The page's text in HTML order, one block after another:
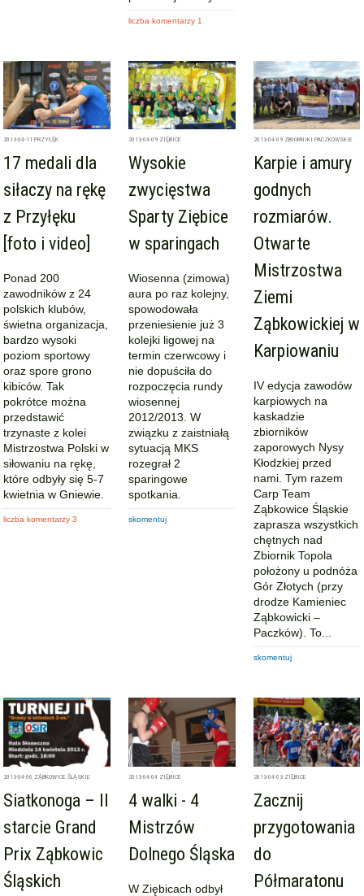
liczba komentarzy 1
2013-04-11 PRZYŁĘK
17 medali dla
siłaczy na rękę
z Przyłęku
[foto i video]
Ponad 200
zawodników z 24
polskich klubów,
świetna organizacja,
bardzo wysoki
poziom sportowy
oraz spore grono
kibiców. Tak
pokrótce można
przedstawić
trzynaste z kolei
Mistrzostwa Polski w
siłowaniu na rękę,
które odbyły się 5-7
kwietnia w Gniewie.
liczba komentarzy 3
2013-04-09 ZIĘBICE
Wysokie
zwycięstwa
Sparty Ziębice
w sparingach
Wiosenna (zimowa)
aura po raz kolejny,
spowodowała
przeniesienie już 3
kolejki ligowej na
termin czerwcowy i
nie dopuściła do
rozpoczęcia rundy
wiosennej
2012/2013. W
związku z zaistniałą
sytuacją MKS
rozegrał 2
sparingowe
spotkania.
skomentuj
2013-04-09 ZBIORNIKI PACZKOWSKIE
Karpie i amury
godnych
rozmiarów.
Otwarte
Mistrzostwa
Ziemi
Ząbkowickiej w
Karpiowaniu
IV edycja zawodów
karpiowych na
kaskadzie
zbiorników
zaporowych Nysy
Kłodzkiej przed
nami. Tym razem
Carp Team
Ząbkowice Śląskie
zaprasza wszystkich
chętnych nad
Zbiornik Topola
położony u podnóża
Gór Złotych (przy
drodze Kamieniec
Ząbkowicki –
Paczków). To...
skomentuj
2013-04-06 ZĄBKOWICE ŚLĄSKIE
Siatkonoga – II
starcie Grand
Prix Ząbkowic
Śląskich
2013-04-04 ZIĘBICE
4 walki - 4
Mistrzów
Dolnego Śląska
W Ziębicach odbył
2013-04-03 ZIĘBICE
Zacznij
przygotowania
do
Półmaratonu